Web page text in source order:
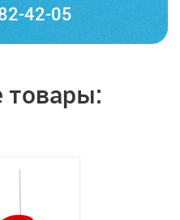
42-05
товары: